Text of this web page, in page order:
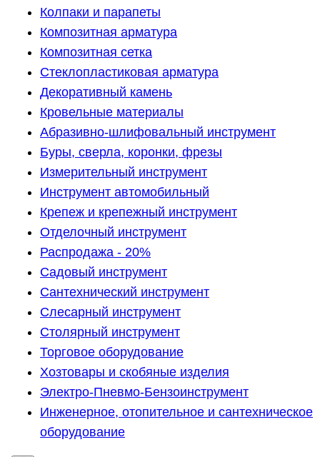
Колпаки и парапеты
Композитная арматура
Композитная сетка
Стеклопластиковая арматура
Декоративный камень
Кровельные материалы
Абразивно-шлифовальный инструмент
Буры, сверла, коронки, фрезы
Измерительный инструмент
Инструмент автомобильный
Крепеж и крепежный инструмент
Отделочный инструмент
Распродажа - 20%
Садовый инструмент
Сантехнический инструмент
Слесарный инструмент
Столярный инструмент
Торговое оборудование
Хозтовары и скобяные изделия
Электро-Пневмо-Бензоинструмент
Инженерное, отопительное и сантехническое
оборудование